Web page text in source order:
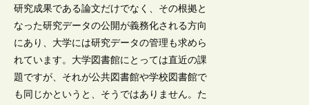
研究成果である論文だけでなく、その根拠と
なった研究データの公開が義務化される方向
にあり、大学には研究データの管理も求めら
れています。大学図書館にとっては直近の課
題ですが、それが公共図書館や学校図書館で
も同じかというと、そうではありません。た